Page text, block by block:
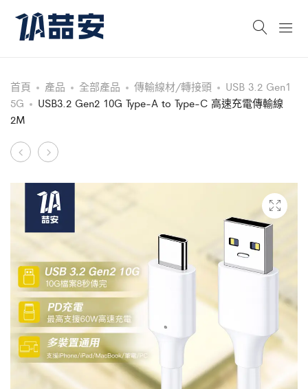
首頁 產品 全部產品 傳輸線材/轉接頭
USB 3.2 Gen1
5G
USB3.2 Gen2 10G Type-A to Type-C 高速充電傳輸線
2M
Product
navigation
USB3.2
10G
Type-
A
to
Type-
C
高
速
充
電
USB3.2
10G
Type-
A
to
Type-
C
高
速
充
電